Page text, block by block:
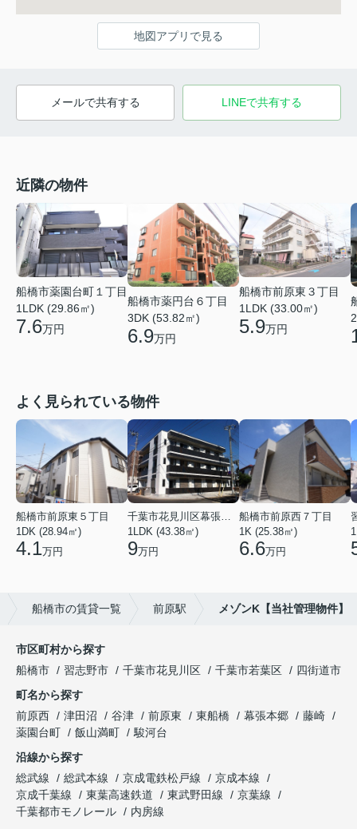
地図アプリで見る
メールで共有する LINEで共有する
近隣の物件
船橋市薬園台町１丁目
1LDK (29.86㎡)
7.6万円
船橋市薬円台６丁目
3DK (53.82㎡)
6.9万円
船橋市前原東３丁目
1LDK (33.00㎡)
5.9万円
よく見られている物件
船橋市前原東５丁目
1DK (28.94㎡)
4.1万円
千葉市花見川区幕張本郷６丁目
1LDK (43.38㎡)
9万円
船橋市前原西７丁目
1K (25.38㎡)
6.6万円
船橋市の賃貸一覧 前原駅 メゾンK【当社管理物件】
市区町村から探す
船橋市
習志野市 千葉市花見川区 千葉市若葉区
四街道市
町名から探す
前原西
津田沼 谷津 前原東 東船橋 幕張本郷
藤崎
薬園台町
飯山満町
駿河台
沿線から探す
総武線
総武本線 京成電鉄松戸線
京成本線
京成千葉線
東葉高速鉄道 東武野田線
京葉線
千葉都市モノレール
内房線